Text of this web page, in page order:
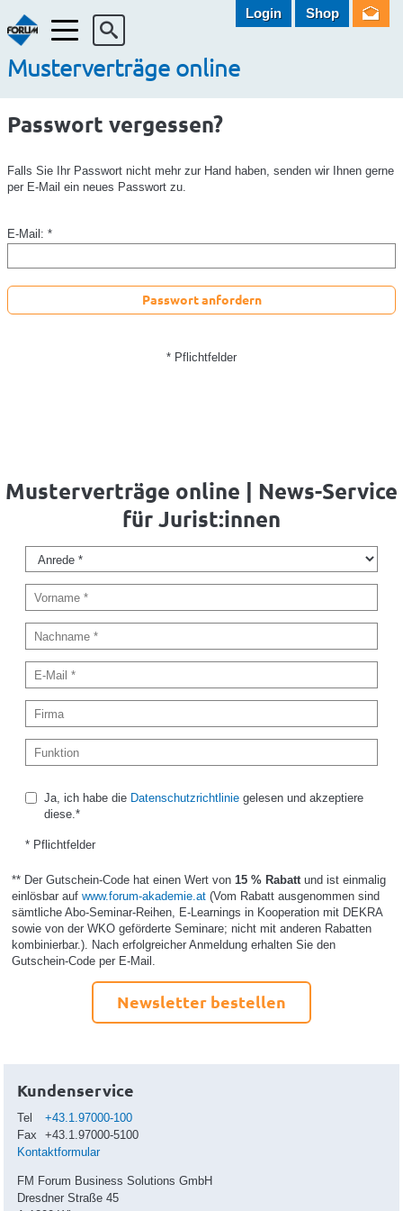
Menü
Musterverträge online
Login Shop
Passwort vergessen?
Falls Sie Ihr Passwort nicht mehr zur Hand haben, senden wir Ihnen gerne
per E-Mail ein neues Passwort zu.
E-Mail: *
Passwort anfordern
* Pflichtfelder
Musterverträge online | News-Service
für Jurist:innen
Ja, ich habe die Datenschutzrichtliniegelesen und akzeptiere
diese.*
* Pflichtfelder
** Der Gutschein-Code hat einen Wert von 15 % Rabatt und ist einmalig
einlösbar auf www.forum-akademie.at(Vom Rabatt ausgenommen sind
sämtliche Abo-Seminar-Reihen, E-Learnings in Kooperation mit DEKRA
sowie von der WKO geförderte Seminare; nicht mit anderen Rabatten
kombinierbar.). Nach erfolgreicher Anmeldung erhalten Sie den
Gutschein-Code per E-Mail.
Newsletter bestellen
Kundenservice
Tel
+43.1.97000-100
Fax
+43.1.97000-5100
Kontaktformular
FM Forum Business Solutions GmbH
Dresdner Straße 45